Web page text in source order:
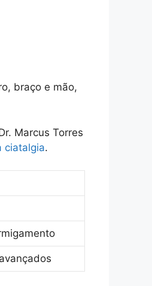
braço e mão,
Marcus Torres
ciatalgia.